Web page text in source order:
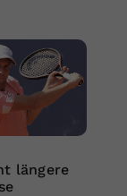
längere